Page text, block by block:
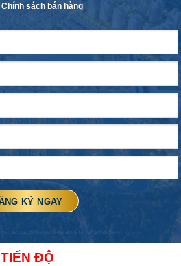
Chính sách bán hàng
TIẾN ĐỘ